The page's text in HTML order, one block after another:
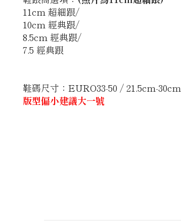
11cm 超細跟/
10cm 經典跟/
8.5cm 經典跟/
7.5 經典跟
鞋碼尺寸：EURO33-50 / 21.5cm-30cm
版型偏小建議大一號